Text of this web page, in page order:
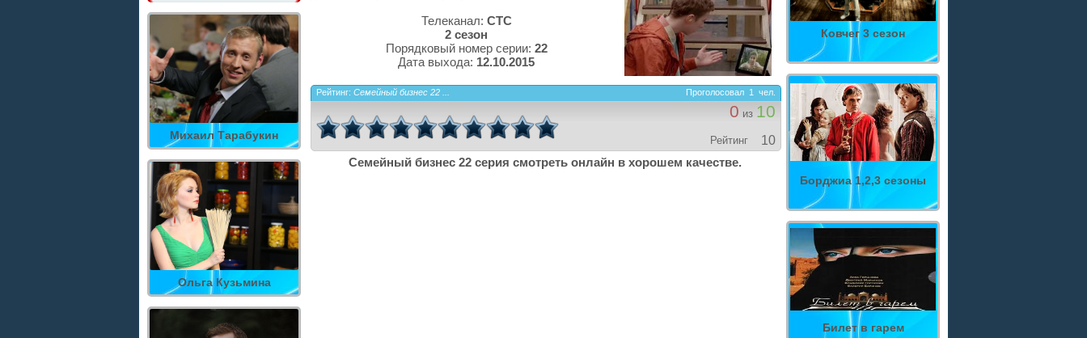
Михаил Тарабукин
Ольга Кузьмина
Ковчег 3 сезон
Борджиа 1,2,3 сезоны
Билет в гарем
Телеканал: СТС
2 сезон
Порядковый номер серии: 22
Дата выхода: 12.10.2015
Рейтинг: Семейный бизнес 22 ... Проголосовал 1 чел.
0 из 10
Рейтинг
10
Семейный бизнес 22 серия смотреть онлайн в хорошем качестве.